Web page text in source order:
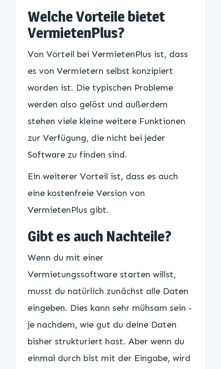
Welche Vorteile bietet
VermietenPlus?
Von Vorteil bei VermietenPlus ist, dass
es von Vermietern selbst konzipiert
worden ist. Die typischen Probleme
werden also gelöst und außerdem
stehen viele kleine weitere Funktionen
zur Verfügung, die nicht bei jeder
Software zu finden sind.
Ein weiterer Vorteil ist, dass es auch
eine kostenfreie Version von
VermietenPlus gibt.
Gibt es auch Nachteile?
Wenn du mit einer
Vermietungssoftware starten willst,
musst du natürlich zunächst alle Daten
eingeben. Dies kann sehr mühsam sein -
je nachdem, wie gut du deine Daten
bisher strukturiert hast. Aber wenn du
einmal durch bist mit der Eingabe, wird